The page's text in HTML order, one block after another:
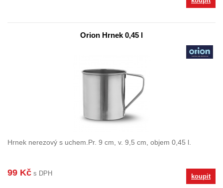
Orion Hrnek 0,45 l
Hrnek nerezový s uchem.Pr. 9 cm, v. 9,5 cm, objem 0,45 l.
99 Kč s DPH koupit